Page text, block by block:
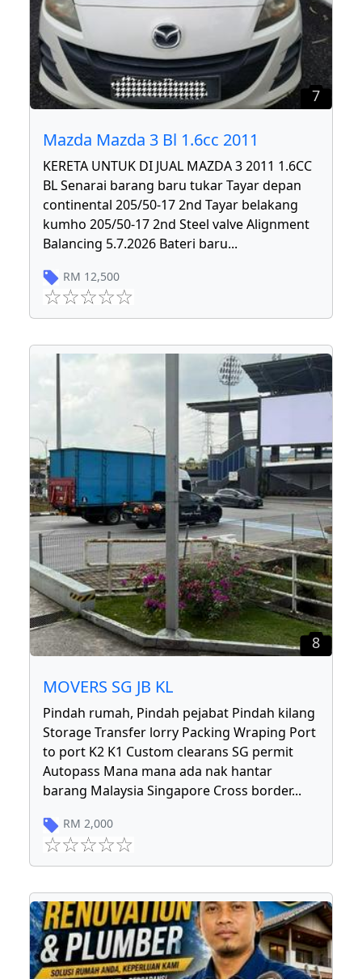
7
Mazda Mazda 3 Bl 1.6cc 2011
KERETA UNTUK DI JUAL MAZDA 3 2011 1.6CC
BL Senarai barang baru tukar Tayar depan
continental 205/50-17 2nd Tayar belakang
kumho 205/50-17 2nd Steel valve Alignment
Balancing 5.7.2026 Bateri baru...
RM 12,500
8
MOVERS SG JB KL
Pindah rumah, Pindah pejabat Pindah kilang
Storage Transfer lorry Packing Wraping Port
to port K2 K1 Custom clearans SG permit
Autopass Mana mana ada nak hantar
barang Malaysia Singapore Cross border...
RM 2,000